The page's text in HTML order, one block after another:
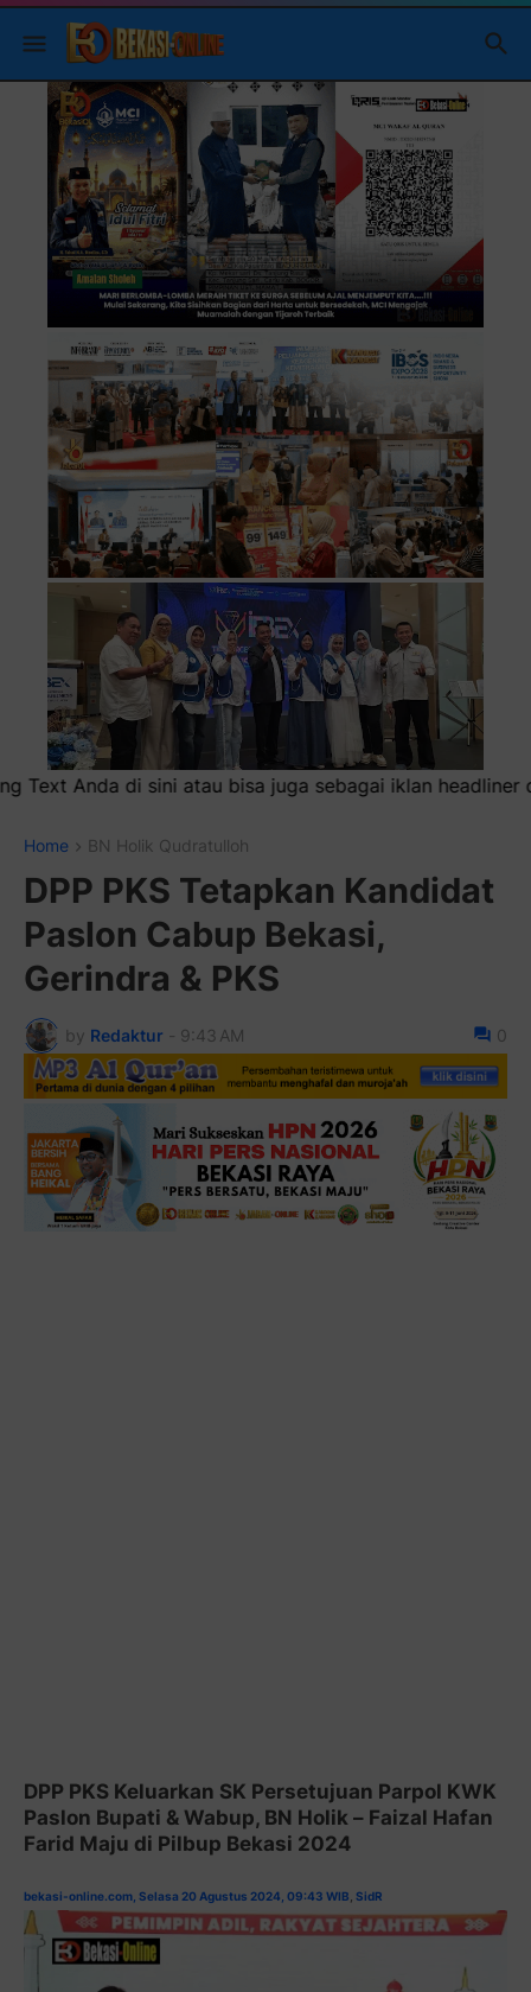
sebagai iklan headliner di atas (600x100)px
Home BN Holik Qudratulloh
DPP PKS Tetapkan Kandidat
Paslon Cabup Bekasi,
Gerindra & PKS
by Redaktur - 9:43 AM 0
DPP PKS Keluarkan SK Persetujuan Parpol KWK
Paslon Bupati & Wabup, BN Holik – Faizal Hafan
Farid Maju di Pilbup Bekasi 2024
bekasi-online.com, Selasa 20 Agustus 2024, 09:43 WIB SidR